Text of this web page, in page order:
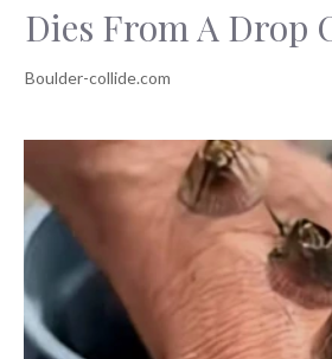
Dies From A Drop